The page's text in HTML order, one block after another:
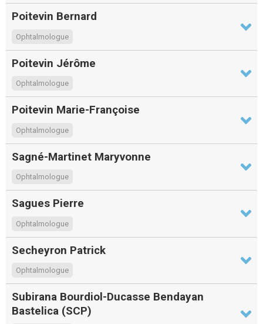
Poitevin Bernard
Ophtalmologue
Poitevin Jérôme
Ophtalmologue
Poitevin Marie-Françoise
Ophtalmologue
Sagné-Martinet Maryvonne
Ophtalmologue
Sagues Pierre
Ophtalmologue
Secheyron Patrick
Ophtalmologue
Subirana Bourdiol-Ducasse Bendayan
Bastelica (SCP)